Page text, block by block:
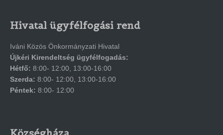
Hivatal ügyfélfogási rend
Iváni Közös Önkormányzati Hivatal
Újkéri Kirendeltség ügyfélfogadás:
Hétfő: 8:00- 12:00, 13:00-16:00
Szerda: 8:00- 12:00, 13:00-16:00
Péntek: 8:00- 12:00